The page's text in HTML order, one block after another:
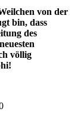
von der
bin, dass
des
völlig